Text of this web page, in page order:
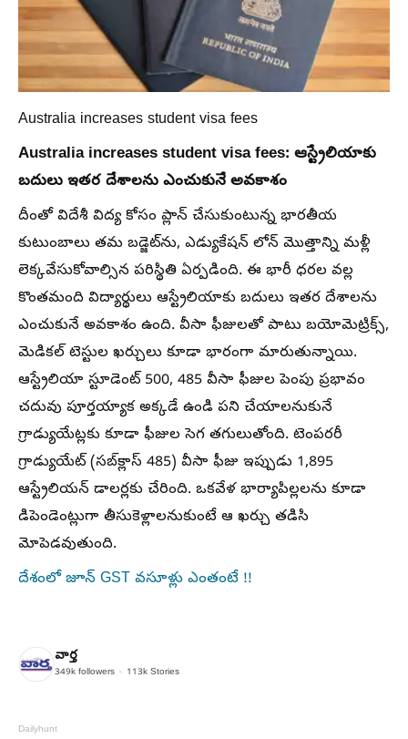
Australia increases student visa fees
Australia increases student visa fees: ఆస్ట్రేలియాకు
బదులు ఇతర దేశాలను ఎంచుకునే అవకాశం
దీంతో విదేశీ విద్య కోసం ప్లాన్ చేసుకుంటున్న భారతీయ
కుటుంబాలు తమ బడ్జెట్‌ను, ఎడ్యుకేషన్ లోన్ మొత్తాన్ని మళ్లీ
లెక్కవేసుకోవాల్సిన పరిస్థితి ఏర్పడింది. ఈ భారీ ధరల వల్ల
కొంతమంది విద్యార్థులు ఆస్ట్రేలియాకు బదులు ఇతర దేశాలను
ఎంచుకునే అవకాశం ఉంది. వీసా ఫీజులతో పాటు బయోమెట్రిక్స్,
మెడికల్ టెస్టుల ఖర్చులు కూడా భారంగా మారుతున్నాయి.
ఆస్ట్రేలియా స్టూడెంట్ 500, 485 వీసా ఫీజుల పెంపు ప్రభావం
చదువు పూర్తయ్యాక అక్కడే ఉండి పని చేయాలనుకునే
గ్రాడ్యుయేట్లకు కూడా ఫీజుల సెగ తగులుతోంది. టెంపరరీ
గ్రాడ్యుయేట్ (సబ్‌క్లాస్ 485) వీసా ఫీజు ఇప్పుడు 1,895
ఆస్ట్రేలియన్ డాలర్లకు చేరింది. ఒకవేళ భార్యాపిల్లలను కూడా
డిపెండెంట్లుగా తీసుకెళ్లాలనుకుంటే ఆ ఖర్చు తడిసి
మోపెడవుతుంది.
దేశంలో జూన్ GST వసూళ్లు ఎంతంటే !!
వార్త
349k followers 113k Stories
Dailyhunt